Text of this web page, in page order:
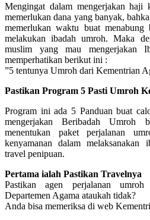
Mengingat dalam mengerjakan
memerlukan dana yang banyak,
memerlukan waktu buat
melakukan ibadah umroh. Maka
muslim yang mau mengerjakan
memperhatikan berikut ini :
”5 tentunya Umroh dari Kementrian
Pastikan Program 5 Pasti Umroh
Program ini ada 5 Panduan buat
mengerjakan Beribadah Umroh
menentukan paket perjalanan
kenyamanan dalam melaksanakan
travel penipuan.
Pertama ialah Pastikan Travelnya
Pastikan agen perjalanan
Departemen Agama ataukah tidak?
Anda bisa memeriksa di web